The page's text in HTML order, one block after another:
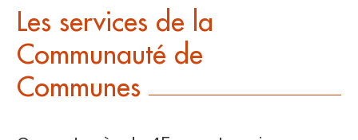
Les services de la
Communauté de
Communes